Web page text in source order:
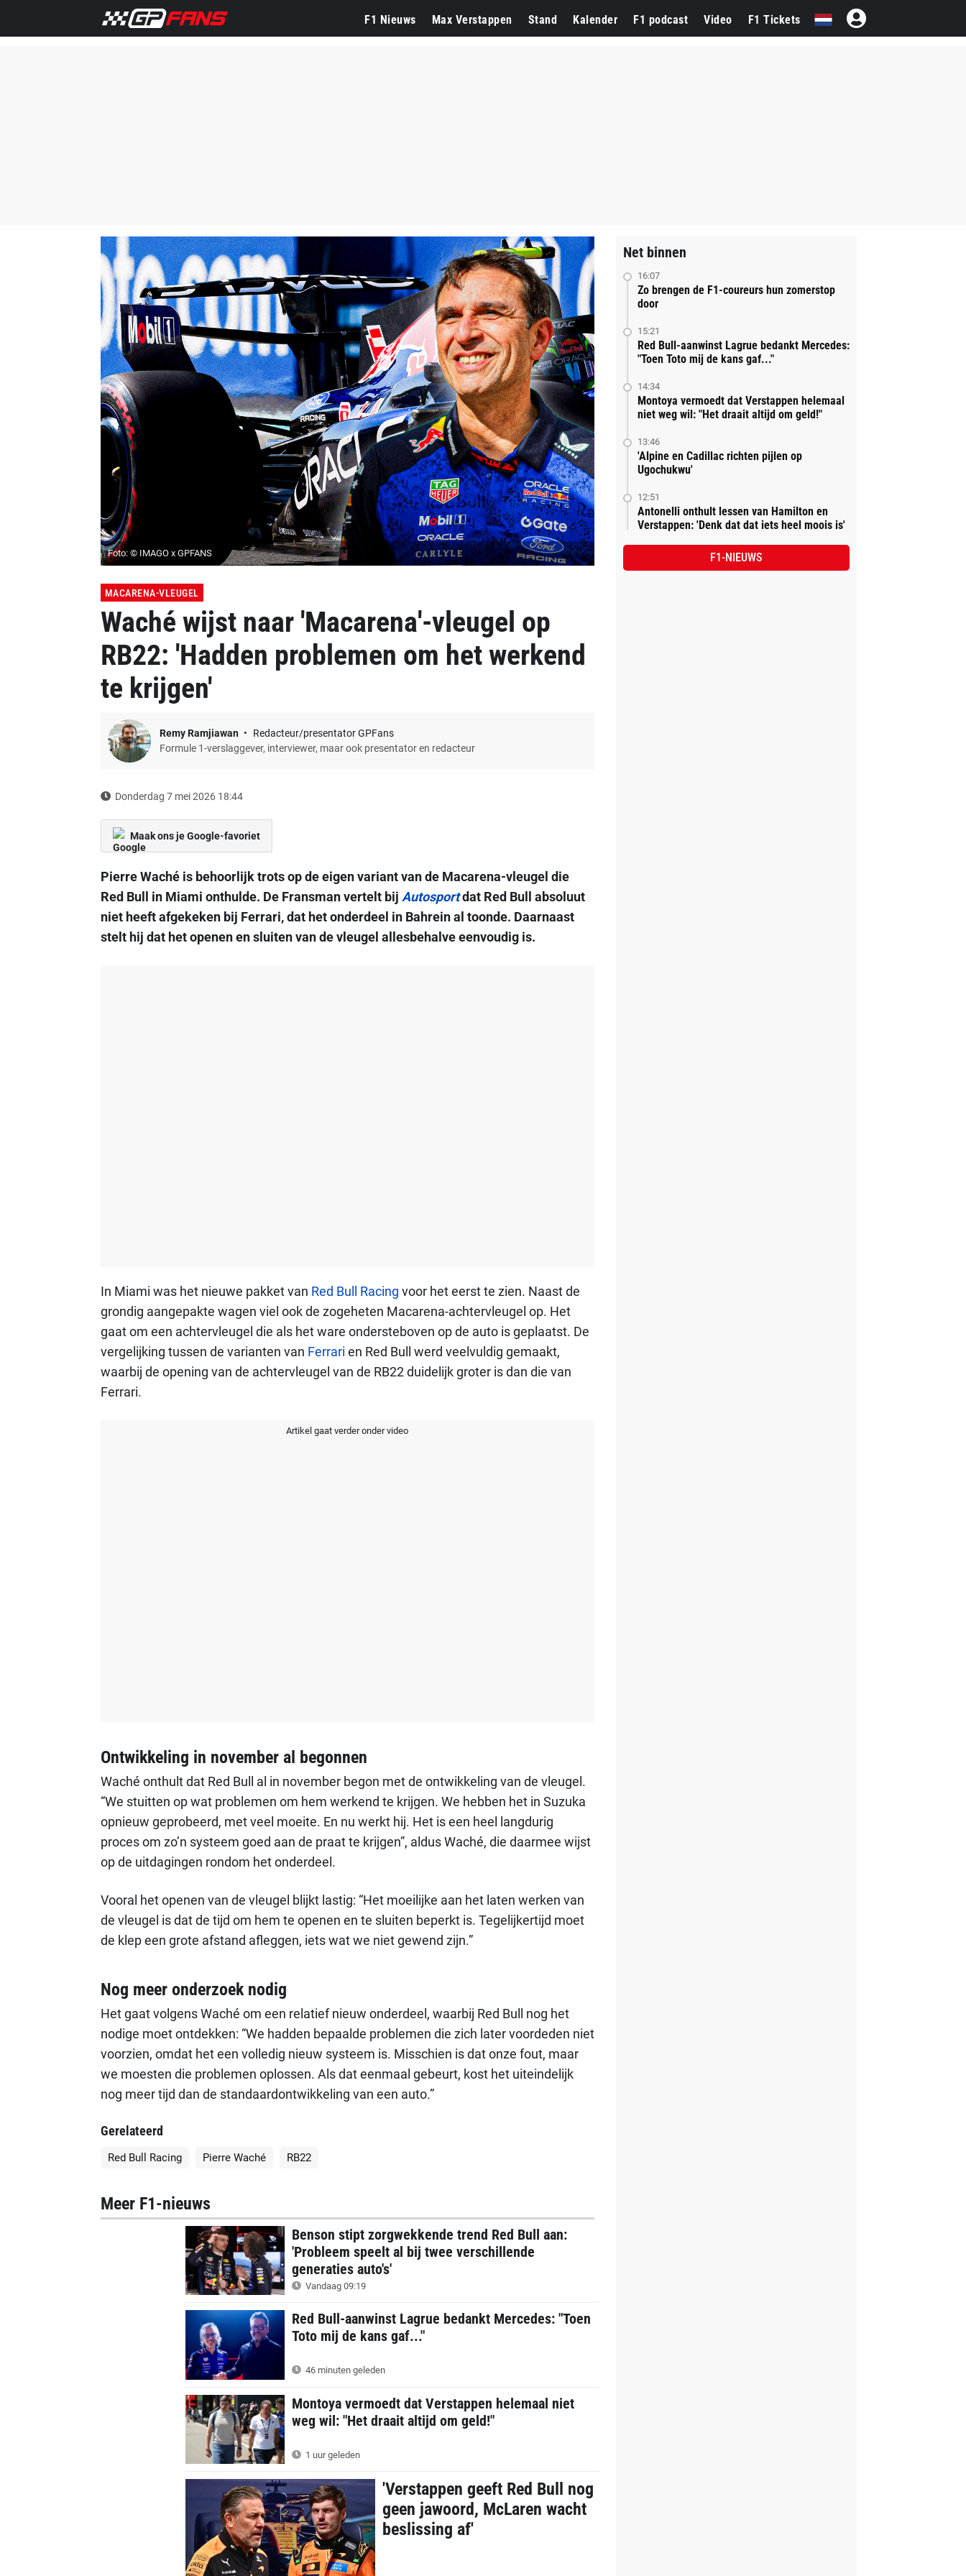
F1 Nieuws Max Verstappen Stand Kalender F1 podcast Video F1 Tickets
Foto: © IMAGO x GPFANS
MACARENA-VLEUGEL
Waché wijst naar 'Macarena'-vleugel op
RB22: 'Hadden problemen om het werkend
te krijgen'
Remy Ramjiawan
Redacteur/presentator GPFans
Formule 1-verslaggever, interviewer, maar ook presentator en redacteur
Donderdag 7 mei 2026 18:44
Maak ons je Google-favoriet
Pierre Waché is behoorlijk trots op de eigen variant van de Macarena-vleugel die
Red Bull in Miami onthulde. De Fransman vertelt bij Autosportdat Red Bull absoluut
niet heeft afgekeken bij Ferrari, dat het onderdeel in Bahrein al toonde. Daarnaast
stelt hij dat het openen en sluiten van de vleugel allesbehalve eenvoudig is.
In Miami was het nieuwe pakket van Red Bull Racing voor het eerst te zien. Naast de
grondig aangepakte wagen viel ook de zogeheten Macarena-achtervleugel op. Het
gaat om een achtervleugel die als het ware ondersteboven op de auto is geplaatst. De
vergelijking tussen de varianten van Ferrari en Red Bull werd veelvuldig gemaakt,
waarbij de opening van de achtervleugel van de RB22 duidelijk groter is dan die van
Ferrari.
Artikel gaat verder onder video
Ontwikkeling in november al begonnen
Waché onthult dat Red Bull al in november begon met de ontwikkeling van de vleugel.
“We stuitten op wat problemen om hem werkend te krijgen. We hebben het in Suzuka
opnieuw geprobeerd, met veel moeite. En nu werkt hij. Het is een heel langdurig
proces om zo’n systeem goed aan de praat te krijgen”, aldus Waché, die daarmee wijst
op de uitdagingen rondom het onderdeel.
Vooral het openen van de vleugel blijkt lastig: “Het moeilijke aan het laten werken van
de vleugel is dat de tijd om hem te openen en te sluiten beperkt is. Tegelijkertijd moet
de klep een grote afstand afleggen, iets wat we niet gewend zijn.”
Nog meer onderzoek nodig
Het gaat volgens Waché om een relatief nieuw onderdeel, waarbij Red Bull nog het
nodige moet ontdekken: “We hadden bepaalde problemen die zich later voordeden niet
voorzien, omdat het een volledig nieuw systeem is. Misschien is dat onze fout, maar
we moesten die problemen oplossen. Als dat eenmaal gebeurt, kost het uiteindelijk
nog meer tijd dan de standaardontwikkeling van een auto.”
Gerelateerd
Red Bull Racing Pierre Waché RB22
Meer F1-nieuws
Benson stipt zorgwekkende trend Red Bull aan:
'Probleem speelt al bij twee verschillende
generaties auto's'
Vandaag 09:19
Red Bull-aanwinst Lagrue bedankt Mercedes: "Toen
Toto mij de kans gaf..."
46 minuten geleden
Montoya vermoedt dat Verstappen helemaal niet
weg wil: "Het draait altijd om geld!"
1 uur geleden
'Verstappen geeft Red Bull nog
geen jawoord, McLaren wacht
beslissing af'
Net binnen
16:07
Zo brengen de F1-coureurs hun zomerstop
door
15:21
Red Bull-aanwinst Lagrue bedankt Mercedes:
"Toen Toto mij de kans gaf..."
14:34
Montoya vermoedt dat Verstappen helemaal
niet weg wil: "Het draait altijd om geld!"
13:46
'Alpine en Cadillac richten pijlen op
Ugochukwu'
12:51
Antonelli onthult lessen van Hamilton en
Verstappen: 'Denk dat dat iets heel moois is'
F1-NIEUWS